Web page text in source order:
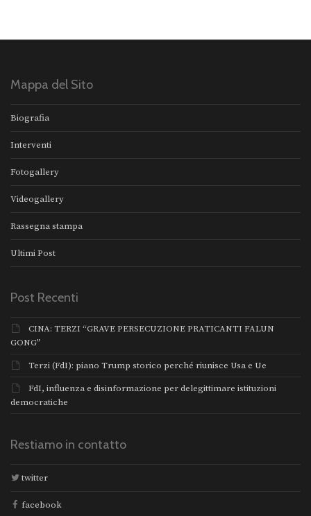
Mappa del Sito
Biografia
Interventi
Fotogallery
Videogallery
Rassegna stampa
Ultimi Post
Post Recenti
CINA: TERZI “GRAVE PERSECUZIONE PRATICANTI FALUN
GONG”
Terzi (FdI): piano Trump storico perché riunisce Usa e Ue
FdI, influenza e disinformazione per delegittimare istituzioni
democratiche
Restiamo in contatto
twitter
facebook